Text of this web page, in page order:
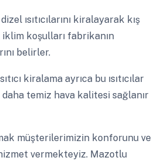
ısıtıcılarını kiralayarak kış
koşulları fabrikanın
belirler.
kiralama ayrıca bu ısıtıcılar
temiz hava kalitesi sağlanır
müşterilerimizin konforunu ve
vermekteyiz. Mazotlu